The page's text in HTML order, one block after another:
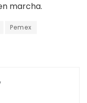
marcha.
Pemex